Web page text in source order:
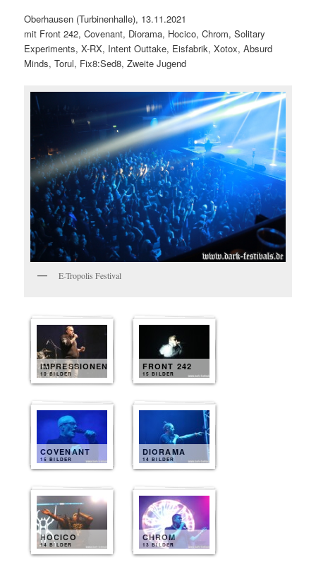
Oberhausen (Turbinenhalle), 13.11.2021
mit Front 242, Covenant, Diorama, Hocico, Chrom, Solitary
Experiments, X-RX, Intent Outtake, Eisfabrik, Xotox, Absurd
Minds, Torul, Fix8:Sed8, Zweite Jugend
E-Tropolis Festival
IMPRESSIONEN
10 BILDER
FRONT 242
15 BILDER
COVENANT
15 BILDER
DIORAMA
14 BILDER
HOCICO
14 BILDER
CHROM
13 BILDER